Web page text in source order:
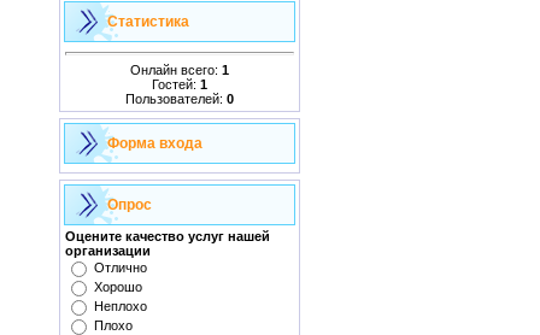
Статистика
Онлайн всего: 1
Гостей: 1
Пользователей: 0
Форма входа
Опрос
Оцените качество услуг нашей
организации
Отлично
Хорошо
Неплохо
Плохо